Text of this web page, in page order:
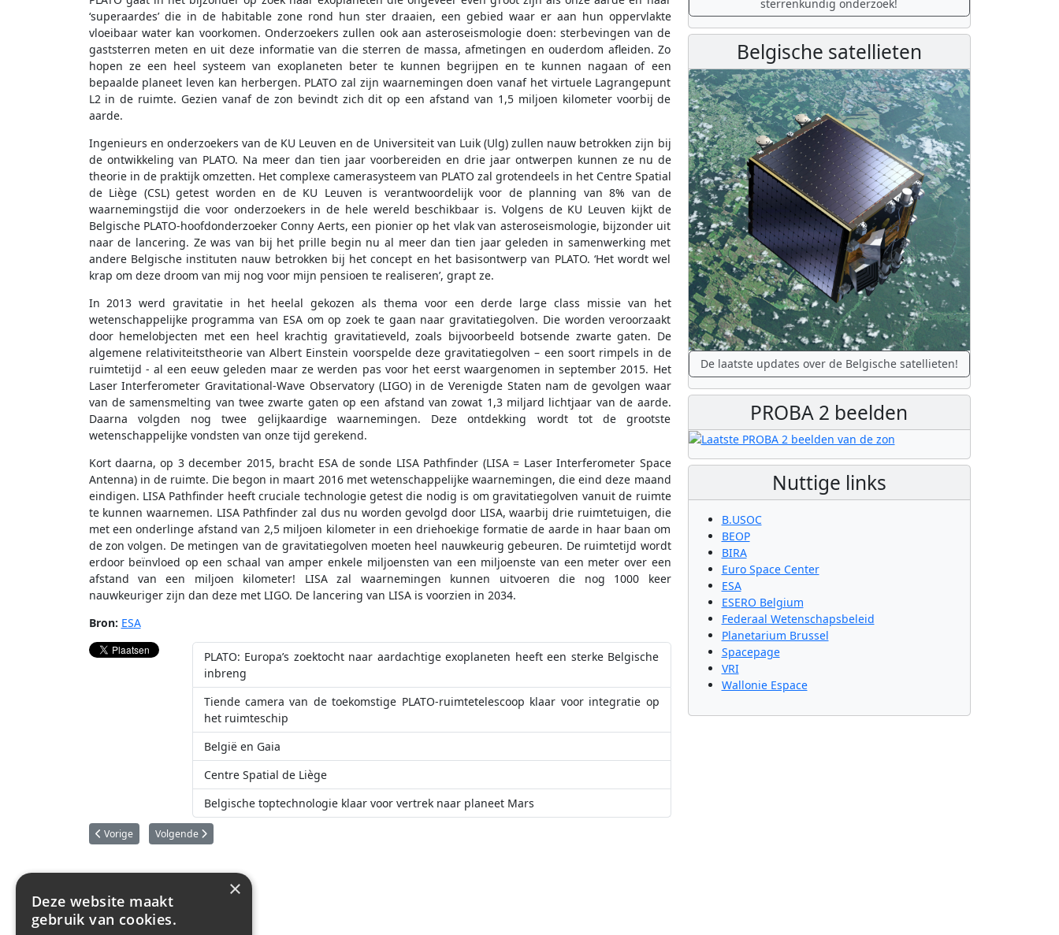
‘superaardes’ die in de habitable zone rond hun ster draaien, een gebied waar er aan hun oppervlakte
vloeibaar water kan voorkomen. Onderzoekers zullen ook aan asteroseismologie doen: sterbevingen van de
gaststerren meten en uit deze informatie van die sterren de massa, afmetingen en ouderdom afleiden. Zo
hopen ze een heel systeem van exoplaneten beter te kunnen begrijpen en te kunnen nagaan of een
bepaalde planeet leven kan herbergen. PLATO zal zijn waarnemingen doen vanaf het virtuele Lagrangepunt
L2 in de ruimte. Gezien vanaf de zon bevindt zich dit op een afstand van 1,5 miljoen kilometer voorbij de
aarde.
Ingenieurs en onderzoekers van de KU Leuven en de Universiteit van Luik (Ulg) zullen nauw betrokken zijn bij
de ontwikkeling van PLATO. Na meer dan tien jaar voorbereiden en drie jaar ontwerpen kunnen ze nu de
theorie in de praktijk omzetten. Het complexe camerasysteem van PLATO zal grotendeels in het Centre Spatial
de Liège (CSL) getest worden en de KU Leuven is verantwoordelijk voor de planning van 8% van de
waarnemingstijd die voor onderzoekers in de hele wereld beschikbaar is. Volgens de KU Leuven kijkt de
Belgische PLATO-hoofdonderzoeker Conny Aerts, een pionier op het vlak van asteroseismologie, bijzonder uit
naar de lancering. Ze was van bij het prille begin nu al meer dan tien jaar geleden in samenwerking met
andere Belgische instituten nauw betrokken bij het concept en het basisontwerp van PLATO. ‘Het wordt wel
krap om deze droom van mij nog voor mijn pensioen te realiseren’, grapt ze.
In 2013 werd gravitatie in het heelal gekozen als thema voor een derde large class missie van het
wetenschappelijke programma van ESA om op zoek te gaan naar gravitatiegolven. Die worden veroorzaakt
door hemelobjecten met een heel krachtig gravitatieveld, zoals bijvoorbeeld botsende zwarte gaten. De
algemene relativiteitstheorie van Albert Einstein voorspelde deze gravitatiegolven – een soort rimpels in de
ruimtetijd - al een eeuw geleden maar ze werden pas voor het eerst waargenomen in september 2015. Het
Laser Interferometer Gravitational-Wave Observatory (LIGO) in de Verenigde Staten nam de gevolgen waar
van de samensmelting van twee zwarte gaten op een afstand van zowat 1,3 miljard lichtjaar van de aarde.
Daarna volgden nog twee gelijkaardige waarnemingen. Deze ontdekking wordt tot de grootste
wetenschappelijke vondsten van onze tijd gerekend.
Kort daarna, op 3 december 2015, bracht ESA de sonde LISA Pathfinder (LISA = Laser Interferometer Space
Antenna) in de ruimte. Die begon in maart 2016 met wetenschappelijke waarnemingen, die eind deze maand
eindigen. LISA Pathfinder heeft cruciale technologie getest die nodig is om gravitatiegolven vanuit de ruimte
te kunnen waarnemen. LISA Pathfinder zal dus nu worden gevolgd door LISA, waarbij drie ruimtetuigen, die
met een onderlinge afstand van 2,5 miljoen kilometer in een driehoekige formatie de aarde in haar baan om
de zon volgen. De metingen van de gravitatiegolven moeten heel nauwkeurig gebeuren. De ruimtetijd wordt
erdoor beïnvloed op een schaal van amper enkele miljoensten van een miljoenste van een meter over een
afstand van een miljoen kilometer! LISA zal waarnemingen kunnen uitvoeren die nog 1000 keer
nauwkeuriger zijn dan deze met LIGO. De lancering van LISA is voorzien in 2034.
Bron: ESA
PLATO: Europa’s zoektocht naar aardachtige exoplaneten heeft een sterke Belgische
inbreng
Tiende camera van de toekomstige PLATO-ruimtetelescoop klaar voor integratie op
het ruimteschip
België en Gaia
Centre Spatial de Liège
Belgische toptechnologie klaar voor vertrek naar planeet Mars
Vorig artikel: Overleven in de ruimte: MELiSSA zoekt het na erkenning door Universiteit Antwerpen verder uit
Vorige Volgende artikel: Succesvolle lancering van een uniek project dat 23 landen verenigt
Volgende
sterrenkundig onderzoek!
Belgische satellieten
De laatste updates over de Belgische satellieten!
PROBA 2 beelden
Nuttige links
B.USOC
BEOP
BIRA
Euro Space Center
ESA
ESERO Belgium
Federaal Wetenschapsbeleid
Planetarium Brussel
Spacepage
VRI
Wallonie Espace
×
Deze website maakt
gebruik van cookies.